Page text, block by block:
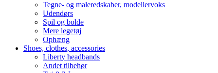
Tegne- og maleredskaber, modellervoks
Udendørs
Spil og bolde
Mere legetøj
Ophæng
Shoes, clothes, accessories
Liberty headbands
Andet tilbehør